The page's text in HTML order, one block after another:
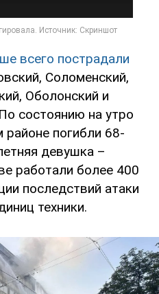
всего пострадали
Соломенский,
Оболонский и
состоянию на утро
погибли 68-
девушка –
работали более 400
последствий атаки
техники.